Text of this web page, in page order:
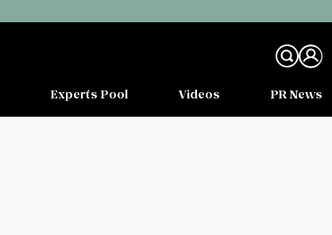
Experts Pool Videos PR News